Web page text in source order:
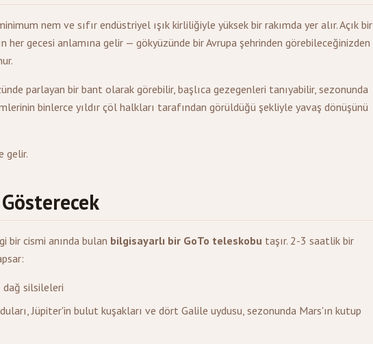
nem ve sıfır endüstriyel ışık kirliliğiyle yüksek bir rakımda yer alır. Açık bir
her gecesi anlamına gelir — gökyüzünde bir Avrupa şehrinden görebileceğinizden
parlayan bir bant olarak görebilir, başlıca gezegenleri tanıyabilir, sezonunda
binlerce yıldır çöl halkları tarafından görüldüğü şekliyle yavaş dönüşünü
gelir.
bir cismi anında bulan bilgisayarlı bir GoTo teleskobu taşır. 2-3 saatlik bir
dağ silsileleri
Jüpiter'in bulut kuşakları ve dört Galile uydusu, sezonunda Mars'ın kutup